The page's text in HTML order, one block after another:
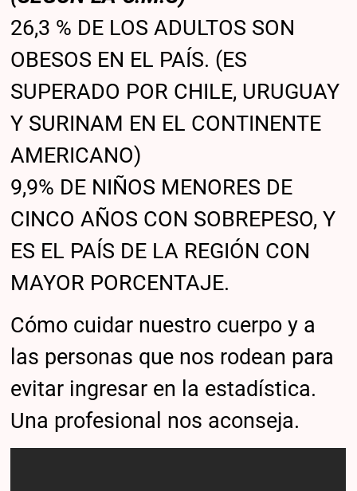
26,3 % DE LOS ADULTOS SON
OBESOS EN EL PAÍS. (ES
SUPERADO POR CHILE, URUGUAY
Y SURINAM EN EL CONTINENTE
AMERICANO)
9,9% DE NIÑOS MENORES DE
CINCO AÑOS CON SOBREPESO, Y
ES EL PAÍS DE LA REGIÓN CON
MAYOR PORCENTAJE.
Cómo cuidar nuestro cuerpo y a
las personas que nos rodean para
evitar ingresar en la estadística.
Una profesional nos aconseja.